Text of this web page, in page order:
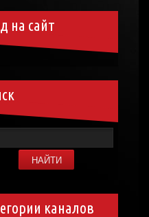
на сайт
каналов